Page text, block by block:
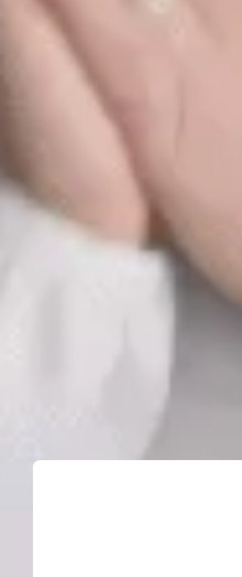
La sophrologie et
La sophrologie et
La
Troubles des
Qu’est ce que
Comment
Comment sortir
Comment
La
Infos pratiques